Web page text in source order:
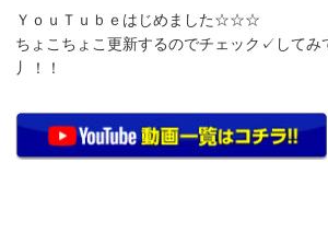
ＹｏｕＴｕｂｅはじめました☆☆☆
ちょこちょこ更新するのでチェック✓してみ
丿！！